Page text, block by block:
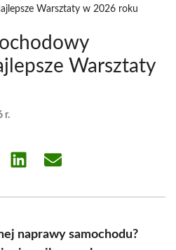
Warsztaty w 2026 roku
Warsztaty
r.
Share Share
naprawy samochodu?